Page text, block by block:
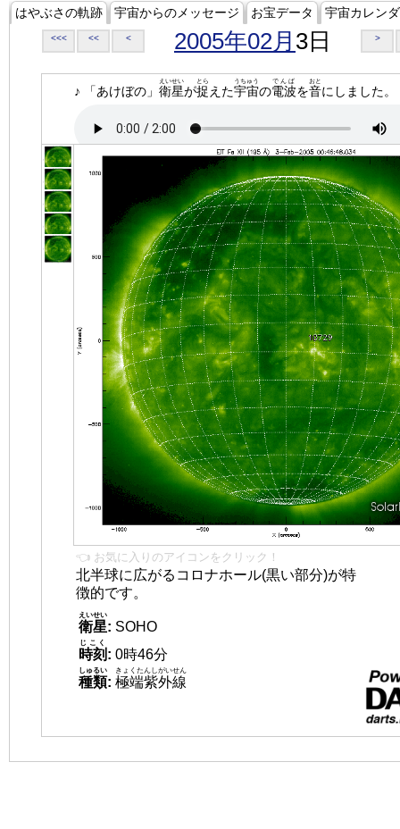
はやぶさの軌跡 宇宙からのメッセージ お宝データ 宇宙カレン
<<< << < 2005年02月 3日 >
♪ 「あけぼの」 衛星
えいせい
が捉
とら
えた宇宙
うちゅう
の電波
でんぱ
を音
おと
にしました。
👈 お気に入りのアイコンをクリック！
北半球に広がるコロナホール(黒い部分)が特
徴的です。
衛星
えいせい
: SOHO
時刻
じこく
: 0時46分
種類
しゅるい
: 極端紫外線
きょくたんしがいせん